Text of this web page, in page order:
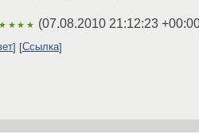
★★★★ (07.08.2010 21:12:23
Ссылка